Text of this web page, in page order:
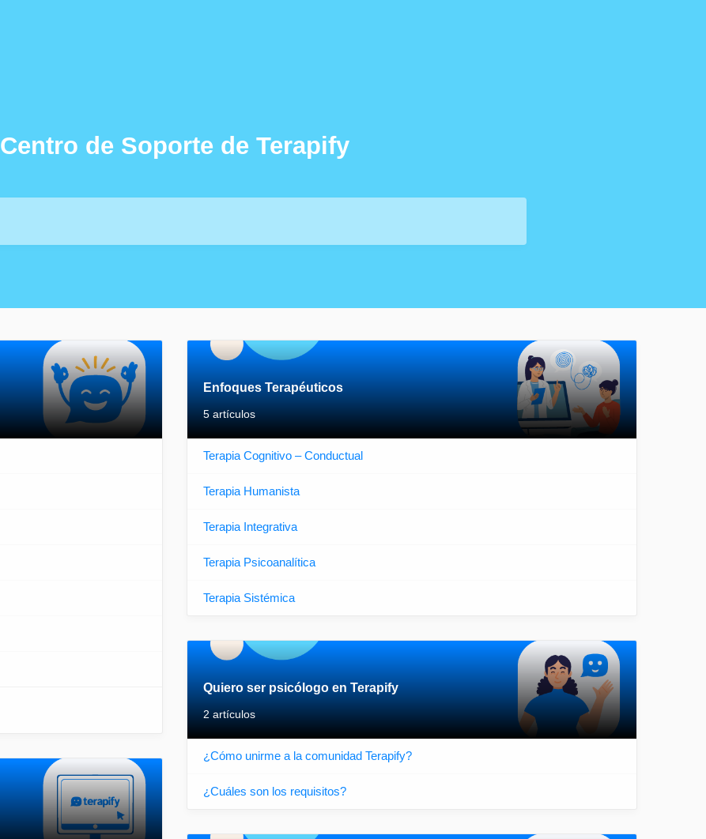
Centro de Soporte de Terapify
Enfoques Terapéuticos
5 artículos
Terapia Cognitivo – Conductual
Terapia Humanista
Terapia Integrativa
Terapia Psicoanalítica
Terapia Sistémica
Quiero ser psicólogo en Terapify
2 artículos
¿Cómo unirme a la comunidad Terapify?
¿Cuáles son los requisitos?